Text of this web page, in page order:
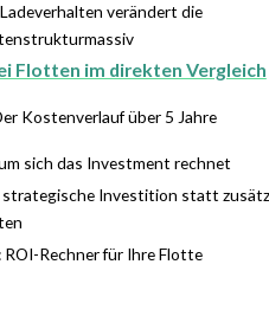
verändert die
Flotten im direkten Vergleich
Kostenverlauf über 5 Jahre
sich das Investment rechnet
strategische Investition statt
ROI-Rechner für Ihre Flotte